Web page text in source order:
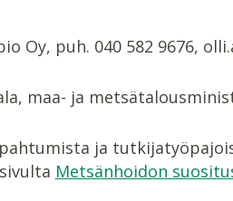
Oy, puh. 040 582 9676,
maa- ja
ja
Metsänhoidon